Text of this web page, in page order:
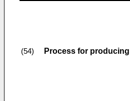
(54) Process for